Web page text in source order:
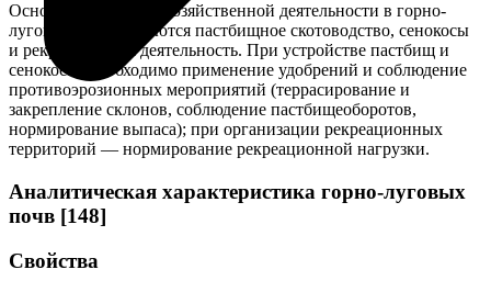
Основными видами хозяйственной деятельности в горно-
луговом поясе являются пастбищное скотоводство, сенокосы
и рекреационная деятельность. При устройстве пастбищ и
сенокосов необходимо применение удобрений и соблюдение
противоэрозионных мероприятий (террасирование и
закрепление склонов, соблюдение пастбищеоборотов,
нормирование выпаса); при организации рекреационных
территорий — нормирование рекреационной нагрузки.
Аналитическая характеристика горно-луговых
почв [148]
Свойства